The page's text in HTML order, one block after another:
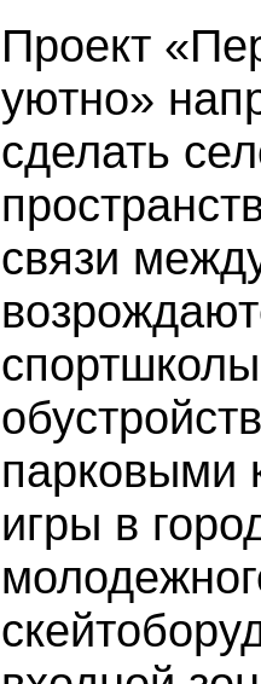
Проект
уютно»
сделать
связи
парковыми
игры в